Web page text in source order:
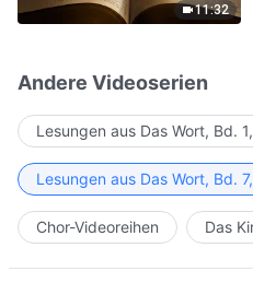
11:32
Andere Videoserien
Lesungen aus Das Wort, Bd.
Lesungen aus Das Wort, Bd.
Chor-Videoreihen Das